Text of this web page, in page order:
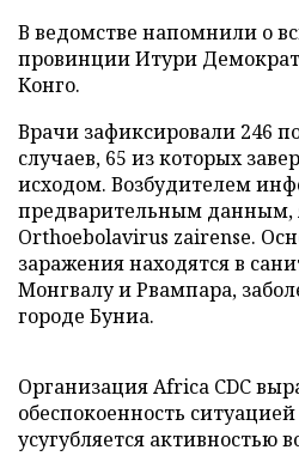
В ведомстве напомнили о
провинции Итури
Конго.
Врачи зафиксировали 246
случаев, 65 из которых
исходом. Возбудителем
предварительным данным,
Orthoebolavirus zairense.
заражения находятся в
Монгвалу и Рвампара,
городе Буниа.
Организация Africa CDC
обеспокоенность
усугубляется активностью